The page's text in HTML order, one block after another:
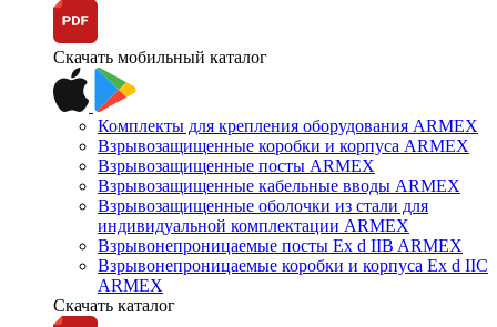
Скачать мобильный каталог
Комплекты для крепления оборудования ARMEX
Взрывозащищенные коробки и корпуса ARMEX
Взрывозащищенные посты ARMEX
Взрывозащищенные кабельные вводы ARMEX
Взрывозащищенные оболочки из стали для
индивидуальной комплектации ARMEX
Взрывонепроницаемые посты Ex d IIB ARMEX
Взрывонепроницаемые коробки и корпуса Ex d IIС
ARMEX
Скачать каталог